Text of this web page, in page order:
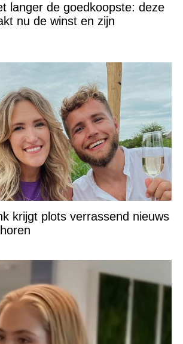
langer de goedkoopste: deze
nu de winst en zijn
krijgt plots verrassend nieuws